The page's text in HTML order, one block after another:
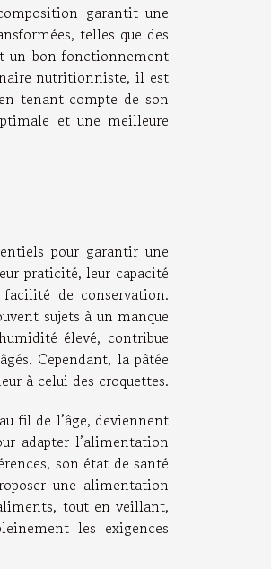
garantit une
telles que des
un bon fonctionnement
nutritionniste, il est
tenant compte de son
et une meilleure
pour garantir une
praticité, leur capacité
de conservation.
sujets à un manque
élevé, contribue
Cependant, la pâtée
à celui des croquettes.
fil de l’âge, deviennent
adapter l’alimentation
son état de santé
une alimentation
tout en veillant,
les exigences